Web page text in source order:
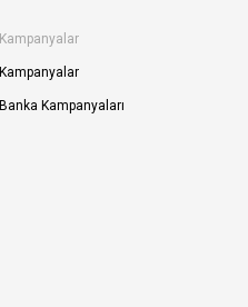
Kampanyalar
Kampanyalar
Banka Kampanyaları